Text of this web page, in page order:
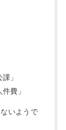
」
費」
いようで